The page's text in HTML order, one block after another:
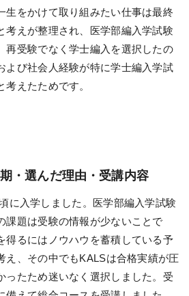
相談）
マガ
生をかけて取り組みたい仕事は最終
考えが整理され、医学部編入学試験
再受験でなく学士編入を選択したの
よび社会人経験が特に学士編入学試
えたためです。
・選んだ理由・受講内容
に入学しました。医学部編入学試験
課題は受験の情報が少ないことで
得るにはノウハウを蓄積している予
え、その中でもKALSは合格実績が圧
ったため迷いなく選択しました。受